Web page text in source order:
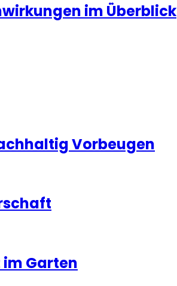
im Überblick
Vorbeugen
Garten